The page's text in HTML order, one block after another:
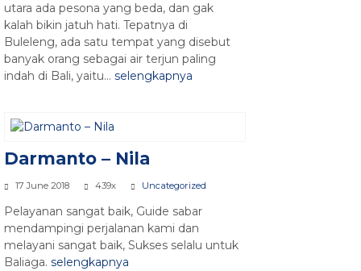
utara ada pesona yang beda, dan gak
kalah bikin jatuh hati. Tepatnya di
Buleleng, ada satu tempat yang disebut
banyak orang sebagai air terjun paling
indah di Bali, yaitu... selengkapnya
Darmanto – Nila
17 June 2018 439x Uncategorized
Pelayanan sangat baik, Guide sabar
mendampingi perjalanan kami dan
melayani sangat baik, Sukses selalu untuk
Baliaga. selengkapnya